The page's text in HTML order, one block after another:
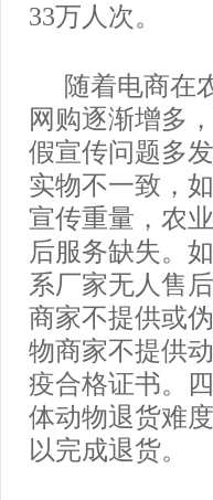
33万人次。
随着电商在
网购逐渐增多
假宣传问题多
实物不一致，
宣传重量，农
后服务缺失。
系厂家无人售
商家不提供或
物商家不提供
疫合格证书。
体动物退货难
以完成退货。